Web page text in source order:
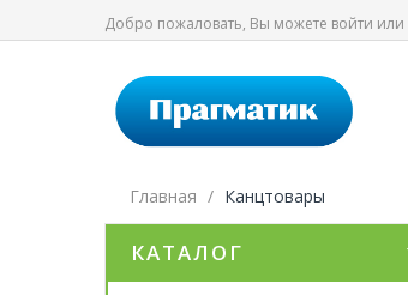
Добро пожаловать, Вы можете войти или
Главная Канцтовары
КАТАЛОГ